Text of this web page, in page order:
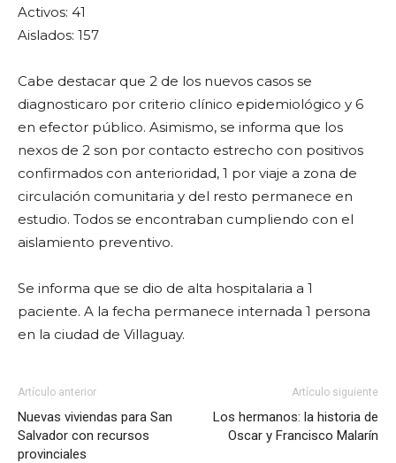
Activos: 41
Aislados: 157
Cabe destacar que 2 de los nuevos casos se
diagnosticaro por criterio clínico epidemiológico y 6
en efector público. Asimismo, se informa que los
nexos de 2 son por contacto estrecho con positivos
confirmados con anterioridad, 1 por viaje a zona de
circulación comunitaria y del resto permanece en
estudio. Todos se encontraban cumpliendo con el
aislamiento preventivo.
Se informa que se dio de alta hospitalaria a 1
paciente. A la fecha permanece internada 1 persona
en la ciudad de Villaguay.
Artículo anterior
Nuevas viviendas para San
Salvador con recursos
provinciales
Artículo siguiente
Los hermanos: la historia de
Oscar y Francisco Malarín